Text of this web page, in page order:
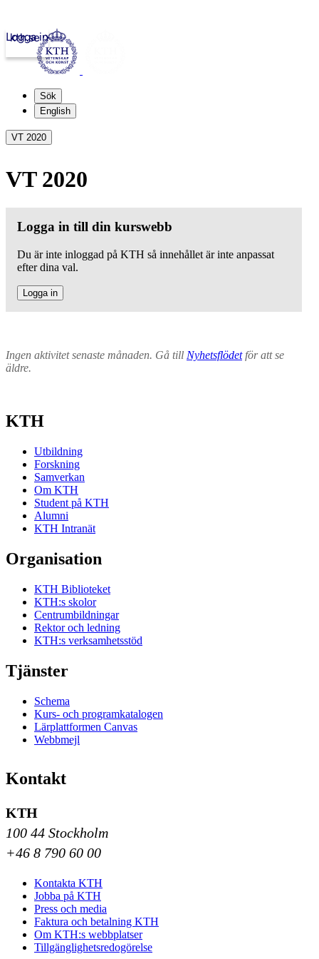
kth.se
Logga in
Sök
English
VT 2020
VT 2020
Logga in till din kurswebb
Du är inte inloggad på KTH så innehållet är inte anpassat
efter dina val.
Logga in
Ingen aktivitet senaste månaden. Gå till Nyhetsflödetför att se
äldre.
KTH
Utbildning
Forskning
Samverkan
Om KTH
Student på KTH
Alumni
KTH Intranät
Organisation
KTH Biblioteket
KTH:s skolor
Centrumbildningar
Rektor och ledning
KTH:s verksamhetsstöd
Tjänster
Schema
Kurs- och programkatalogen
Lärplattformen Canvas
Webbmejl
Kontakt
KTH
100 44 Stockholm
+46 8 790 60 00
Kontakta KTH
Jobba på KTH
Press och media
Faktura och betalning KTH
Om KTH:s webbplatser
Tillgänglighetsredogörelse